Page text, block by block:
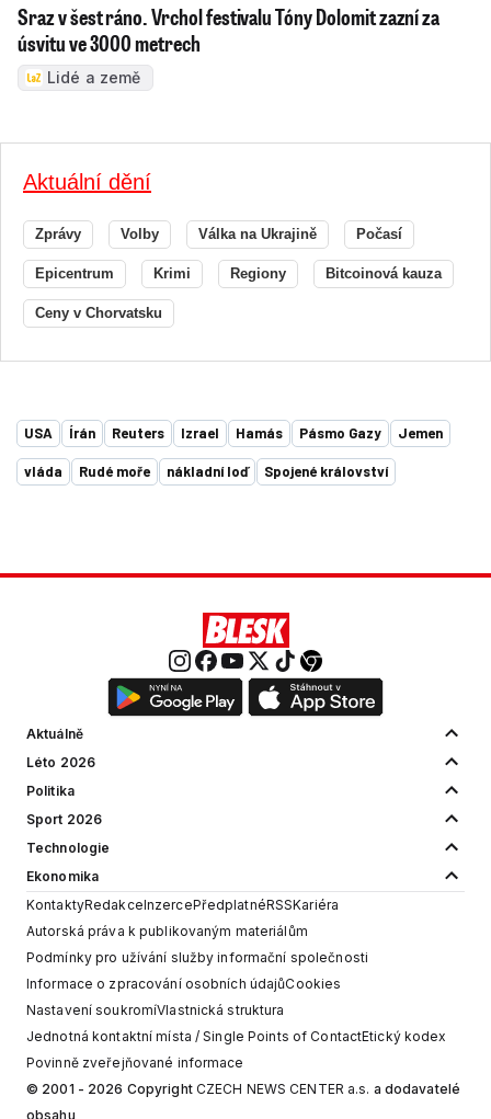
Sraz v šest ráno. Vrchol festivalu Tóny Dolomit zazní za
úsvitu ve 3000 metrech
Lidé a země
Aktuální dění
Zprávy Volby Válka na Ukrajině Počasí
Epicentrum Krimi Regiony Bitcoinová kauza
Ceny v Chorvatsku
USA Írán Reuters Izrael Hamás Pásmo Gazy Jemen
vláda Rudé moře nákladní loď Spojené království
Aktuálně
Léto 2026
Politika
Sport 2026
Technologie
Ekonomika
KontaktyRedakceInzercePředplatnéRSSKariéra
Autorská práva k publikovaným materiálům
Podmínky pro užívání služby informační společnosti
Informace o zpracování osobních údajůCookies
Nastavení soukromíVlastnická struktura
Jednotná kontaktní místa / Single Points of ContactEtický kodex
Povinně zveřejňované informace
© 2001 - 2026 Copyright CZECH NEWS CENTER a.s. a dodavatelé
obsahu